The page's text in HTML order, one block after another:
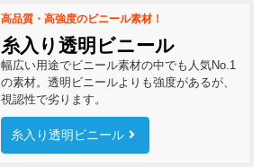
高品質・高強度のビニール素材！
糸入り透明ビニール
幅広い用途でビニール素材の中でも人気No.1
の素材。透明ビニールよりも強度があるが、
視認性で劣ります。
糸入り透明ビニール